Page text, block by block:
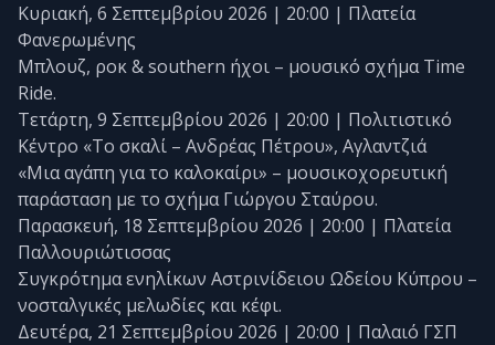
Κυριακή, 6 Σεπτεμβρίου 2026 | 20:00 | Πλατεία
Φανερωμένης
Μπλουζ, ροκ & southern ήχοι – μουσικό σχήμα Time
Ride.
Τετάρτη, 9 Σεπτεμβρίου 2026 | 20:00 | Πολιτιστικό
Κέντρο «Το σκαλί – Ανδρέας Πέτρου», Αγλαντζιά
«Μια αγάπη για το καλοκαίρι» – μουσικοχορευτική
παράσταση με το σχήμα Γιώργου Σταύρου.
Παρασκευή, 18 Σεπτεμβρίου 2026 | 20:00 | Πλατεία
Παλλουριώτισσας
Συγκρότημα ενηλίκων Αστρινίδειου Ωδείου Κύπρου –
νοσταλγικές μελωδίες και κέφι.
Δευτέρα, 21 Σεπτεμβρίου 2026 | 20:00 | Παλαιό ΓΣΠ